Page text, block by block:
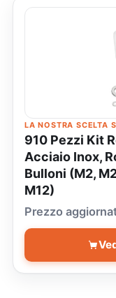
LA NOSTRA SCELTA
910 Pezzi Kit
Acciaio Inox,
Bulloni (M2,
M12)
Prezzo